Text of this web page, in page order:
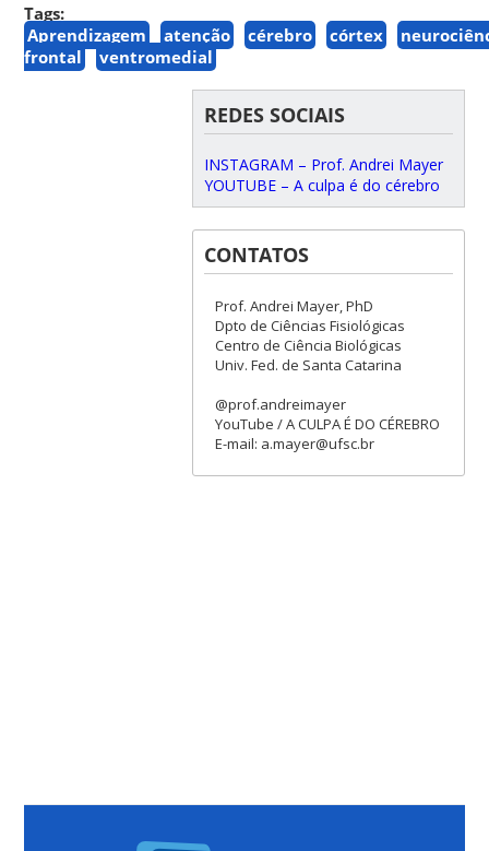
Tags:
Aprendizagem
atenção cérebro córtex
frontal
ventromedial
REDES SOCIAIS
INSTAGRAM – Prof. Andrei Mayer
YOUTUBE – A culpa é do cérebro
CONTATOS
Prof. Andrei Mayer, PhD
Dpto de Ciências Fisiológicas
Centro de Ciência Biológicas
Univ. Fed. de Santa Catarina
@prof.andreimayer
YouTube / A CULPA É DO CÉREBRO
E-mail: a.mayer@ufsc.br